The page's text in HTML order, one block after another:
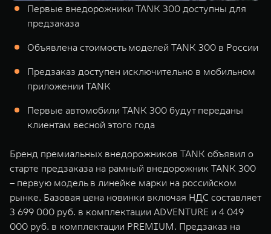
WEY 07
Расширяя границы комфорта
от 6 149 000 ₽
Эстетика
Первые внедорожники TANK 300 доступны для
предзаказа
Объявлена стоимость моделей TANK 300 в России
Предзаказ доступен исключительно в мобильном
приложении TANK
Первые автомобили TANK 300 будут переданы
клиентам весной этого года
Бренд премиальных внедорожников TANK объявил о
старте предзаказа на рамный внедорожник TANK 300
– первую модель в линейке марки на российском
рынке. Базовая цена новинки включая НДС составляет
3 699 000 руб. в комплектации ADVENTURE и 4 049
000 руб. в комплектации PREMIUM. Предзаказ на